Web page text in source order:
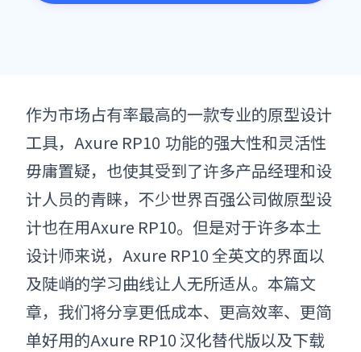
作为市场占有率最高的一款专业的原型设计
工具， Axure RP10 功能的强大性和灵活性
毋庸置疑，也使其受到了许多产品经理和设
计人员的青睐，不少世界百强公司做原型设
计也在用Axure RP10。但是对于许多本土
设计师来说， Axure RP10全英文的界面以
及陡峭的学习曲线让人无所适从。本篇文
章，我们将分享更低成本、更高效率、更简
单好用的Axure RP10汉化替代版以及下载